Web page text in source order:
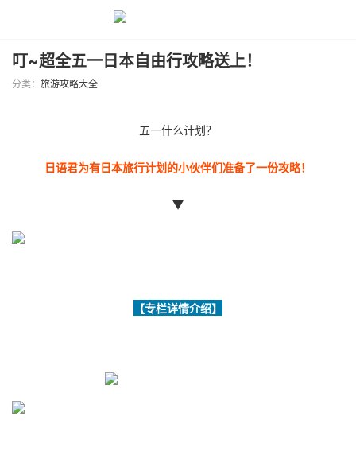
叮~超全五一日本自由行攻略送上！
分类： 旅游攻略大全
五一什么计划？
日语君为有日本旅行计划的小伙伴们准备了一份攻略！
▼
【专栏详情介绍】